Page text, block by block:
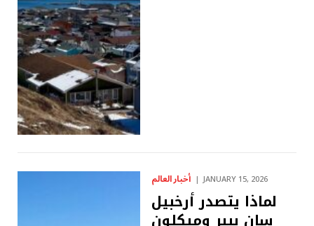
أخبار العالم JANUARY 15, 2026
لماذا يتصدر أرخبيل
سان بيير وميكلون